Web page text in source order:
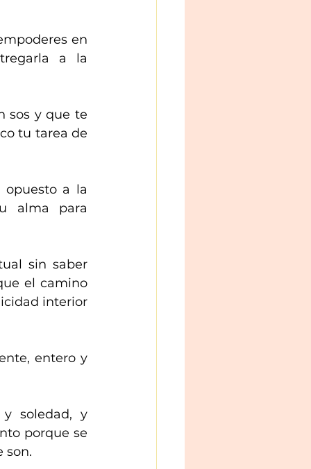
en
a la
sos y que te
tu tarea de
opuesto a la
alma para
sin saber
el camino
interior
entero y
y soledad, y
porque se
son.